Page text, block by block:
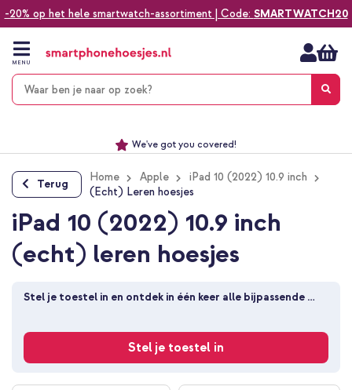
-20% op het hele smartwatch-assortiment | Code: SMARTWATCH20
naar
inhoud
MENU
Alles voor jouw telefoon, tablet, smartwatch of laptop
We've got you covered!
Terug
Home Apple
iPad 10 (2022) 10.9 inch
(Echt) Leren hoesjes
iPad 10 (2022) 10.9 inch
(echt) leren hoesjes
Stel je toestel in en ontdek in één keer alle bijpassende
Stel je toestel in